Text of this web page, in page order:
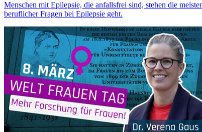
Menschen mit Epilepsie, die anfallsfrei sind, stehen die
beruflicher Fragen bei Epilepsie geht.